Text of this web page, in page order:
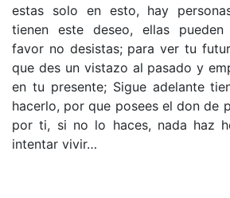
estas solo en esto, hay
tienen este deseo, ellas
favor no desistas; para ver tu
que des un vistazo al pasado y
en tu presente; Sigue adelante
hacerlo, por que posees el don de
por ti, si no lo haces, nada haz
intentar vivir…